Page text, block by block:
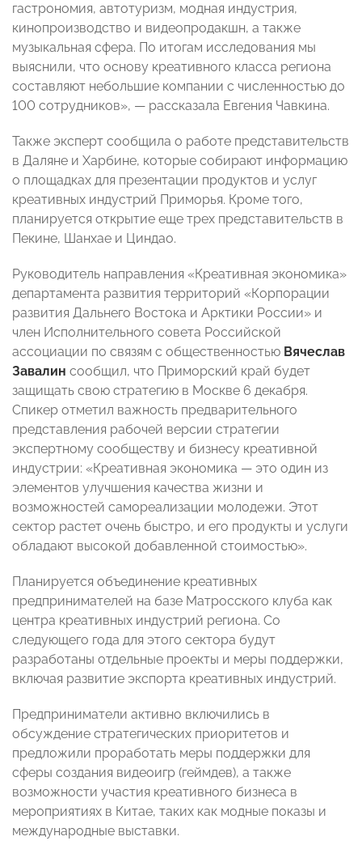
гастрономия, автотуризм, модная индустрия,
кинопроизводство и видеопродакшн, а также
музыкальная сфера. По итогам исследования мы
выяснили, что основу креативного класса региона
составляют небольшие компании с численностью до
100 сотрудников», — рассказала Евгения Чавкина.
Также эксперт сообщила о работе представительств
в Даляне и Харбине, которые собирают информацию
о площадках для презентации продуктов и услуг
креативных индустрий Приморья. Кроме того,
планируется открытие еще трех представительств в
Пекине, Шанхае и Циндао.
Руководитель направления «Креативная экономика»
департамента развития территорий «Корпорации
развития Дальнего Востока и Арктики России» и
член Исполнительного совета Российской
ассоциации по связям с общественностью Вячеслав
Завалин сообщил, что Приморский край будет
защищать свою стратегию в Москве 6 декабря.
Спикер отметил важность предварительного
представления рабочей версии стратегии
экспертному сообществу и бизнесу креативной
индустрии: «Креативная экономика — это один из
элементов улучшения качества жизни и
возможностей самореализации молодежи. Этот
сектор растет очень быстро, и его продукты и услуги
обладают высокой добавленной стоимостью».
Планируется объединение креативных
предпринимателей на базе Матросского клуба как
центра креативных индустрий региона. Со
следующего года для этого сектора будут
разработаны отдельные проекты и меры поддержки,
включая развитие экспорта креативных индустрий.
Предприниматели активно включились в
обсуждение стратегических приоритетов и
предложили проработать меры поддержки для
сферы создания видеоигр (геймдев), а также
возможности участия креативного бизнеса в
мероприятиях в Китае, таких как модные показы и
международные выставки.